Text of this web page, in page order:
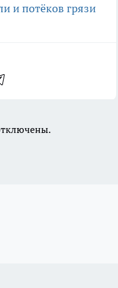
и потёков грязи